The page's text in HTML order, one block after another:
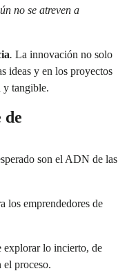
no se atreven a
. La innovación no solo
ideas y en los proyectos
y tangible.
de
son el ADN de las
los emprendedores de
explorar lo incierto, de
el proceso.